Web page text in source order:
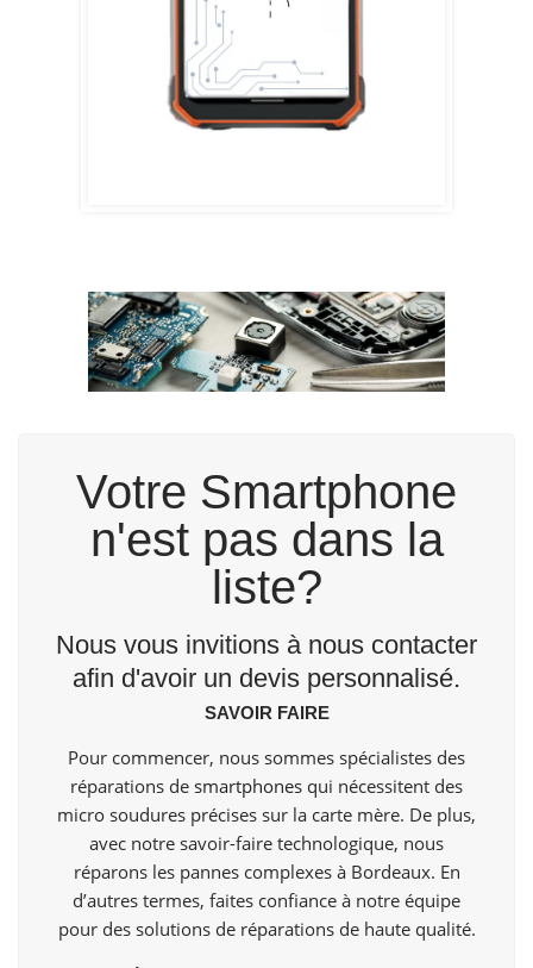
Votre Smartphone
n'est pas dans la
liste?
Nous vous invitions à nous contacter
afin d'avoir un devis personnalisé.
SAVOIR FAIRE
Pour commencer, nous sommes spécialistes des
réparations de smartphones qui nécessitent des
micro soudures précises sur la carte mère. De plus,
avec notre savoir-faire technologique, nous
réparons les pannes complexes à Bordeaux. En
d’autres termes, faites confiance à notre équipe
pour des solutions de réparations de haute qualité.